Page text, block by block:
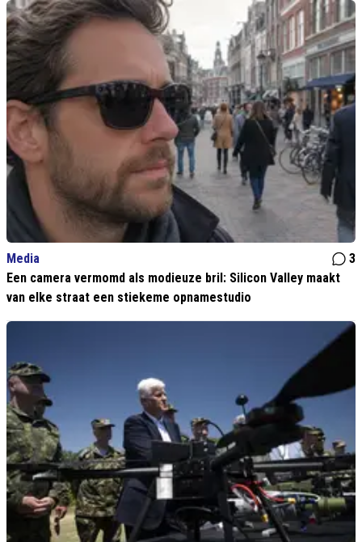
Media
3
Een camera vermomd als modieuze bril: Silicon Valley maakt
van elke straat een stiekeme opnamestudio